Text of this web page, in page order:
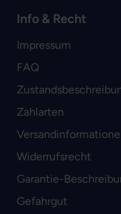
Info & Recht
Impressum
FAQ
Zahlarten
Widerrufsrecht
Garantie-
Gefahrgut